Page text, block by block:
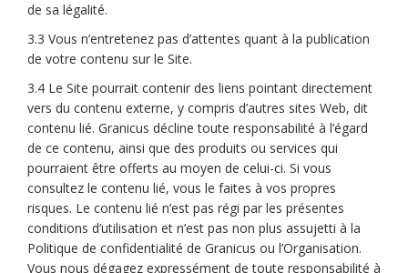
de sa légalité.
3.3 Vous n’entretenez pas d’attentes quant à la publication
de votre contenu sur le Site.
3.4 Le Site pourrait contenir des liens pointant directement
vers du contenu externe, y compris d’autres sites Web, dit
contenu lié. Granicus décline toute responsabilité à l’égard
de ce contenu, ainsi que des produits ou services qui
pourraient être offerts au moyen de celui-ci. Si vous
consultez le contenu lié, vous le faites à vos propres
risques. Le contenu lié n’est pas régi par les présentes
conditions d’utilisation et n’est pas non plus assujetti à la
Politique de confidentialité de Granicus ou l’Organisation.
Vous nous dégagez expressément de toute responsabilité à